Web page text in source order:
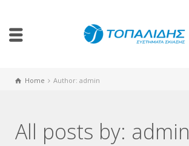
Home Author: admin
All posts by: admin